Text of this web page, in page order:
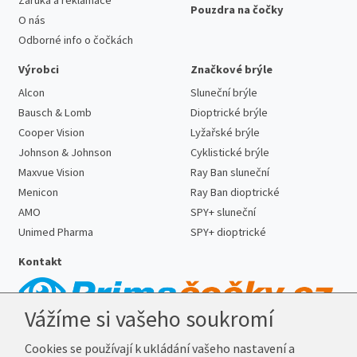
O nás
Odborné info o čočkách
Pouzdra na čočky
Výrobci
Alcon
Bausch & Lomb
Cooper Vision
Johnson & Johnson
Maxvue Vision
Menicon
AMO
Unimed Pharma
Značkové brýle
Sluneční brýle
Dioptrické brýle
Lyžařské brýle
Cyklistické brýle
Ray Ban sluneční
Ray Ban dioptrické
SPY+ sluneční
SPY+ dioptrické
Kontakt
E-mail:info@prima-cocky.cz
Vážíme si vašeho soukromí
Cookies se používají k ukládání vašeho nastavení a